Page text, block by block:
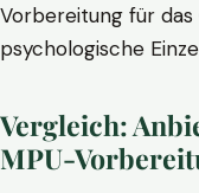
Vorbereitung für
psychologische
Vergleich:
MPU-